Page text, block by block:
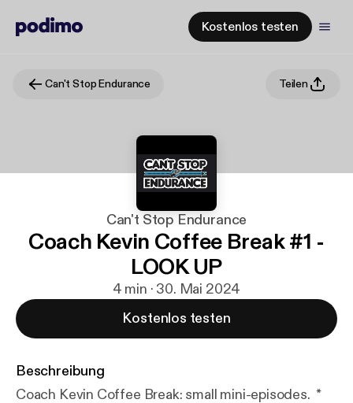
Kostenlos testen
Can't Stop Endurance Teilen
Can't Stop Endurance
Coach Kevin Coffee Break #1 -
LOOK UP
4 min · 30. Mai 2024
Kostenlos testen
Beschreibung
Coach Kevin Coffee Break: small mini-episodes. *